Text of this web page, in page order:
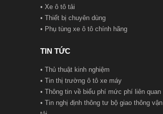
• Xe ô tô tải
• Thiết bị chuyên dùng
• Phụ tùng xe ô tô chính hãng
TIN TỨC
• Thủ thuật kinh nghiệm
• Tin thị trường ô tô xe máy
• Thông tin về biểu phí mức phí liên quan
• Tin nghị định thông tư bộ giao thông vận